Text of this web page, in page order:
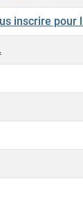
inscrire pour